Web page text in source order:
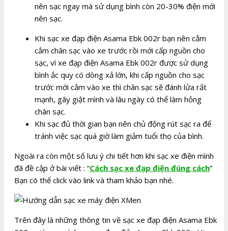
nên sạc ngay mà sử dụng bình còn 20-30% điện mới
nên sạc.
Khi sạc xe đạp điện Asama Ebk 002r bạn nên cắm
cắm chân sạc vào xe trước rồi mới cấp nguồn cho
sạc, vì xe đạp điện Asama Ebk 002r được sử dụng
bình ắc quy có dòng xả lớn, khi cấp nguồn cho sạc
trước mới cắm vào xe thì chân sạc sẽ đánh lửa rất
mạnh, gây giật mình và lâu ngày có thể làm hỏng
chân sạc.
Khi sạc đủ thời gian bạn nên chủ động rút sạc ra để
tránh việc sạc quá giờ làm giảm tuổi thọ của bình.
Ngoài ra còn một số lưu ý chi tiết hơn khi sạc xe điện mình
đã đề cập ở bài viết : “Cách sạc xe đạp điện đúng cách”
Bạn có thể click vào link và tham khảo bạn nhé.
Trên đây là những thông tin về sạc xe đạp điện Asama Ebk